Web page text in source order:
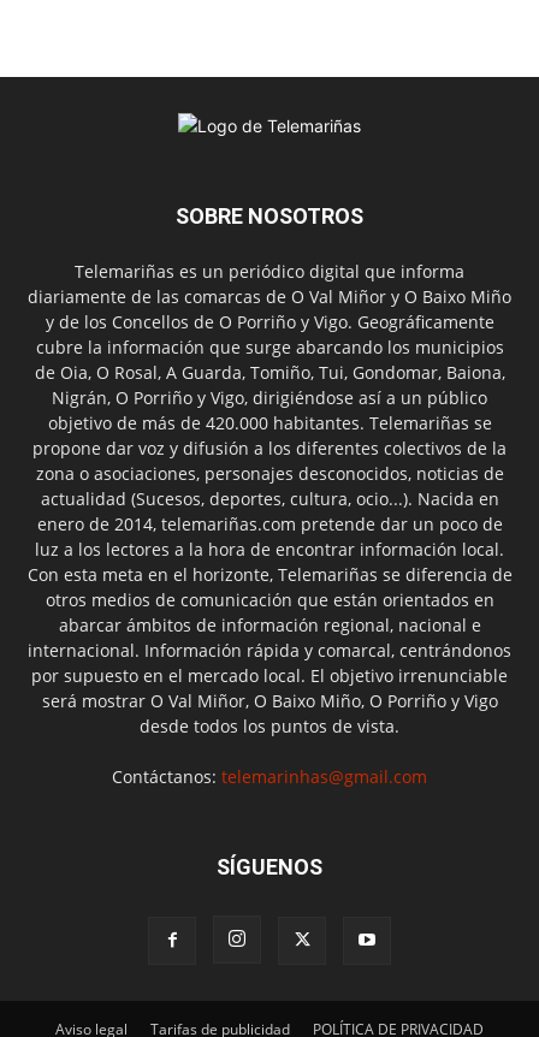
SOBRE NOSOTROS
Telemariñas es un periódico digital que informa
diariamente de las comarcas de O Val Miñor y O Baixo Miño
y de los Concellos de O Porriño y Vigo. Geográficamente
cubre la información que surge abarcando los municipios
de Oia, O Rosal, A Guarda, Tomiño, Tui, Gondomar, Baiona,
Nigrán, O Porriño y Vigo, dirigiéndose así a un público
objetivo de más de 420.000 habitantes. Telemariñas se
propone dar voz y difusión a los diferentes colectivos de la
zona o asociaciones, personajes desconocidos, noticias de
actualidad (Sucesos, deportes, cultura, ocio...). Nacida en
enero de 2014, telemariñas.com pretende dar un poco de
luz a los lectores a la hora de encontrar información local.
Con esta meta en el horizonte, Telemariñas se diferencia de
otros medios de comunicación que están orientados en
abarcar ámbitos de información regional, nacional e
internacional. Información rápida y comarcal, centrándonos
por supuesto en el mercado local. El objetivo irrenunciable
será mostrar O Val Miñor, O Baixo Miño, O Porriño y Vigo
desde todos los puntos de vista.
Contáctanos: telemarinhas@gmail.com
SÍGUENOS
Aviso legal Tarifas de publicidad POLÍTICA DE PRIVACIDAD